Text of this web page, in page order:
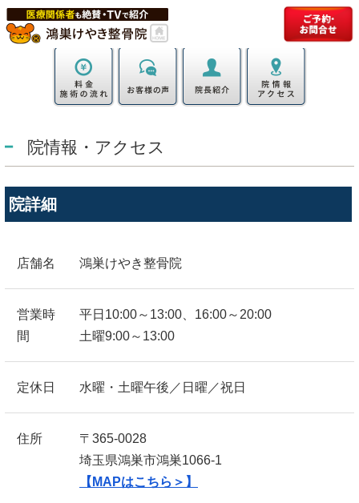
院情報・アクセス
院詳細
店舗名 鴻巣けやき整骨院
営業時
間
平日10:00～13:00、16:00～20:00
土曜9:00～13:00
定休日 水曜・土曜午後／日曜／祝日
住所
〒365-0028
埼玉県鴻巣市鴻巣1066-1
【MAPはこちら＞】